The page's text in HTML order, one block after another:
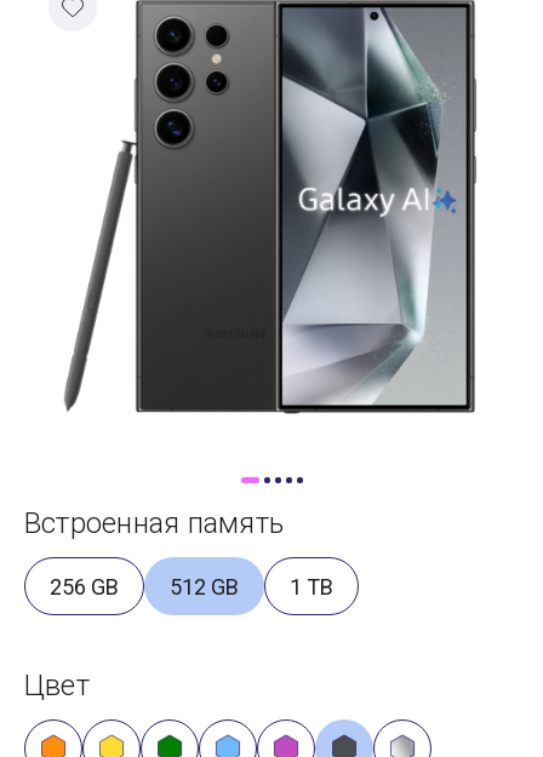
Контакты
Гарантия
Оплата
Доставка
Самовывоз
Встроенная память
256 GB 512 GB 1 TB
Цвет